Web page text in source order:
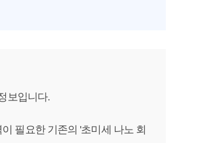
보입니다.
필요한 기존의 '초미세 나노 회